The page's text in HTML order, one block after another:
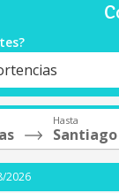
Hasta
Santiago
2026